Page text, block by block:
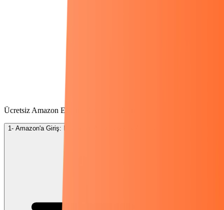
Ücretsiz Amazon Eğitimi Konu Başlıkları
1- Amazon'a Giriş: Platformu Anlama ve İlk Adımlar